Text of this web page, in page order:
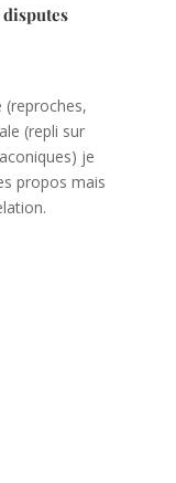
(repli sur
je
propos mais